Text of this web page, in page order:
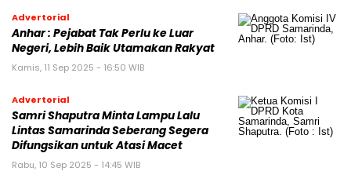
Advertorial
Anhar : Pejabat Tak Perlu ke Luar
Negeri, Lebih Baik Utamakan Rakyat
Kamis, 11 Sep 2025 - 16:50 WIB
Advertorial
Samri Shaputra Minta Lampu Lalu
Lintas Samarinda Seberang Segera
Difungsikan untuk Atasi Macet
Rabu, 10 Sep 2025 - 14:45 WIB